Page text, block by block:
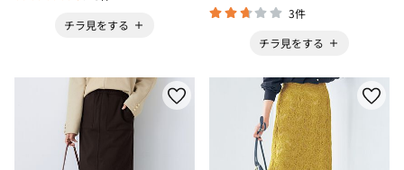
チラ見をする
3件
チラ見をする